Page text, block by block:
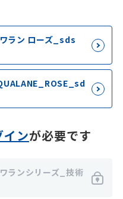
ラン ローズ_sds
インが必要です
ランシリーズ_技術